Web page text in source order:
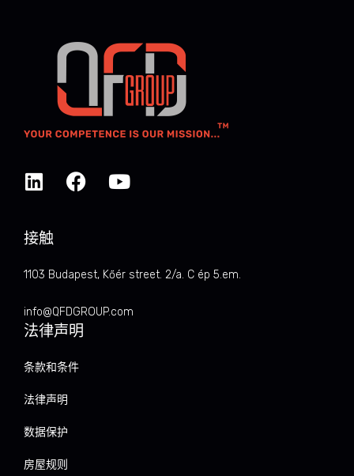
接触
1103 Budapest, Kőér street. 2/a. C ép 5.em.
info@QFDGROUP.com
法律声明
条款和条件
法律声明
数据保护
房屋规则